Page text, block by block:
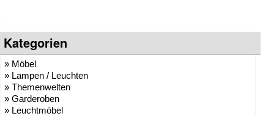
Kategorien
» Möbel
» Lampen / Leuchten
» Themenwelten
» Garderoben
» Leuchtmöbel